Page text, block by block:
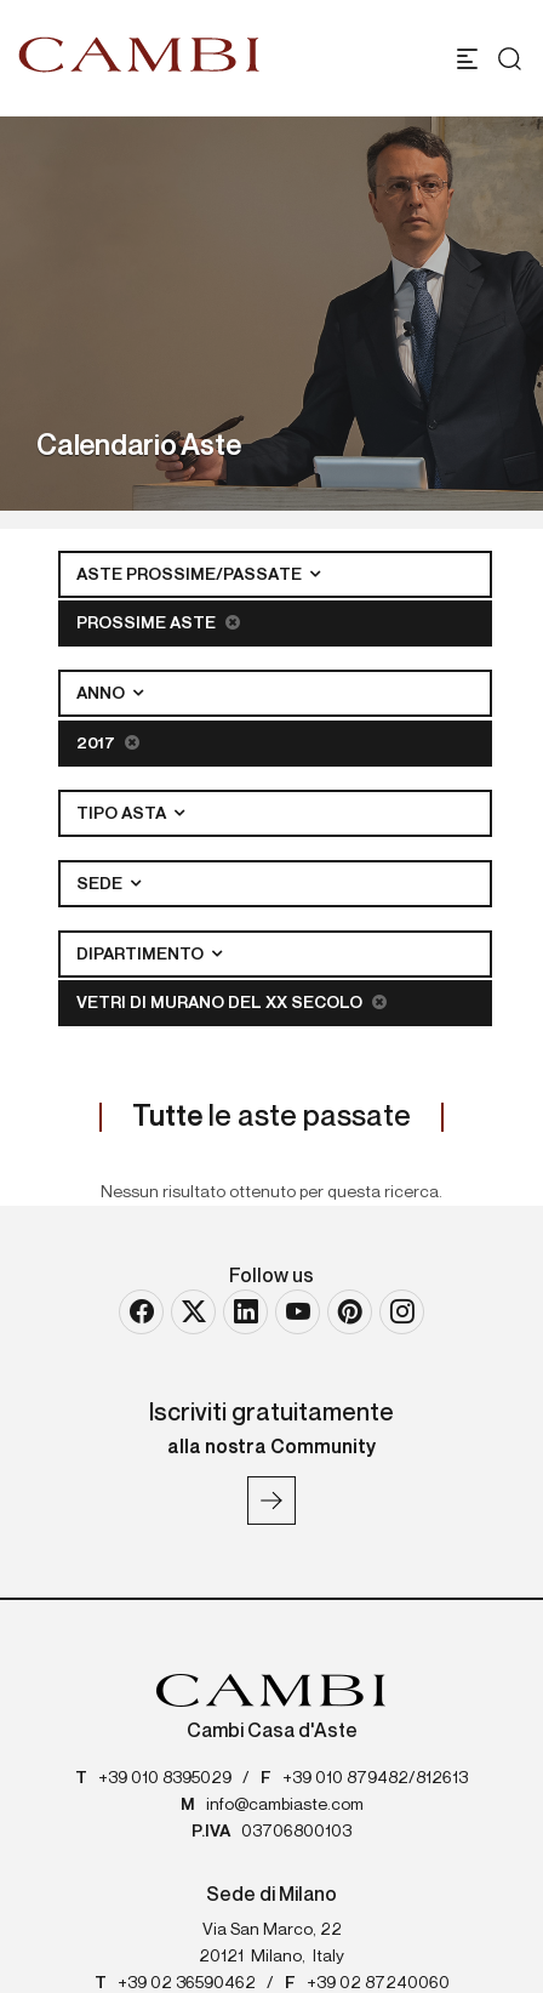
Calendario Aste
ASTE PROSSIME/PASSATE
PROSSIME ASTE
ANNO
2017
TIPO ASTA
SEDE
DIPARTIMENTO
VETRI DI MURANO DEL XX SECOLO
Tutte le aste passate
Nessun risultato ottenuto per questa ricerca.
Follow us
Iscriviti gratuitamente
alla nostra Community
Cambi Casa d'Aste
T +39 010 8395029 / F
+39 010 879482/812613
M
info@cambiaste.com
P.IVA
03706800103
Sede di Milano
Via San Marco, 22
20121
Milano
Italy
T
+39 02 36590462 / F
+39 02 87240060